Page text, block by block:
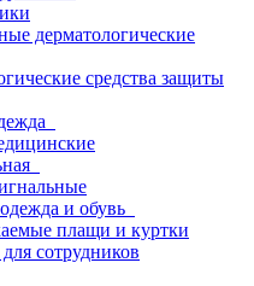
дерматологические
средства защиты
и обувь
плащи и куртки
сотрудников